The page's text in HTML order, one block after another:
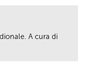
A cura di